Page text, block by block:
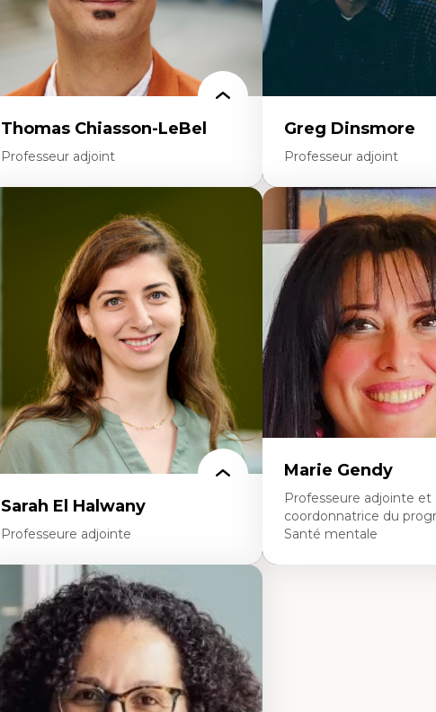
Thomas Chiasson-LeBel
Professeur adjoint
Théories du développement
Économie politique comparée
Élites économiques
Sociologie économique
Extractivisme
Classes sociales
Mouvements sociaux
Théories de l’État
Greg Dinsmore
Professeur adjoint
Expertises
Fragmentation des
Analyse multi-plateforme
médiatiques
Analyse des
travers les données
Recherche quantitative
les auditoires médiatiques
Épistémologie des
numérique et l’IA
Théorie des droits de la
La pensée politique
La pensée politique à
Justice internationale et
internationales
Sarah El Halwany
Professeure adjointe
Expertises
Les apports pédagogiques des théories de
l'affect, du posthumanisme, du féminisme
dans l'éducation aux sciences
L'apprentissage des sciences/STIM dans une
perspective socioécologique de care
L’insertion professionnelle des
enseignant.e.s
Marie Gendy
Professeure adjointe et
coordonnatrice du
Santé mentale